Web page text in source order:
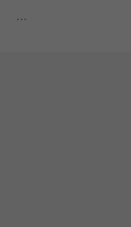
...